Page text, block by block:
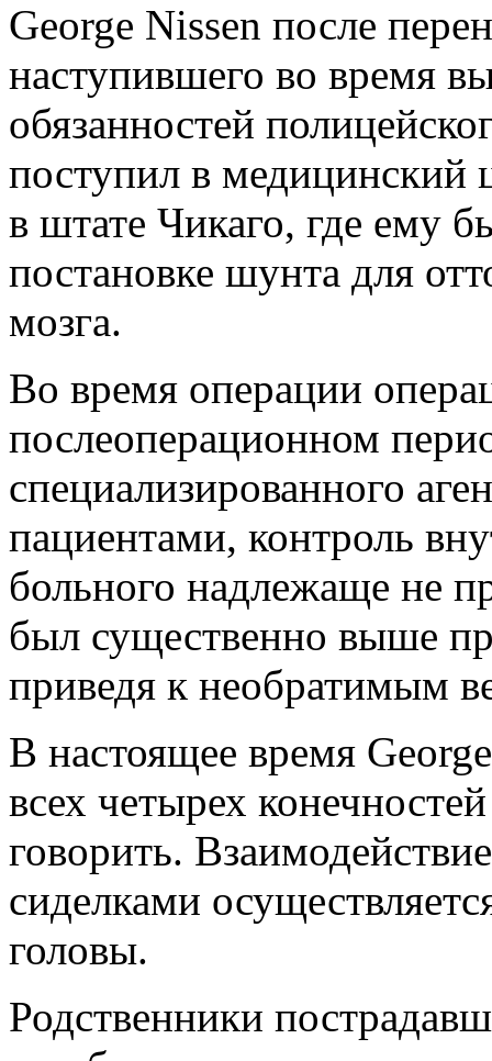
George Nissen после
наступившего во время
обязанностей
поступил в медицинский
в штате Чикаго, где ему
постановке шунта для
мозга.
Во время операции
послеоперационном
специализированного
пациентами, контроль
больного надлежаще не
был существенно выше
приведя к необратимым
В настоящее время
всех четырех
говорить.
сиделками
головы.
Родственники